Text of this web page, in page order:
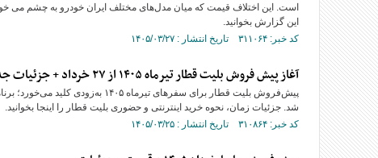
است. این اختلاف قیمت که میان مدل‌های مختلف ایران خودرو به چشم می
این گزارش بخوانید.
کد خبر: ۳۱۱۰۶۴ تاریخ انتشار : ۱۴۰۵/۰۳/۲۷
آغاز پیش فروش بلیت قطار تیرماه ۱۴۰۵ از ۲۷ خرداد + جزئیات جدید فروش اینترنتی و حضوری
پیش‌فروش بلیت قطار برای سفر‌های
شد. جزئیات زمان، نحوه خرید اینترنتی و حضوری بلیت قطار را اینجا بخوانید.
کد خبر: ۳۱۰۸۶۴ تاریخ انتشار : ۱۴۰۵/۰۳/۲۵